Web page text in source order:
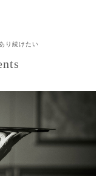
り続けたい